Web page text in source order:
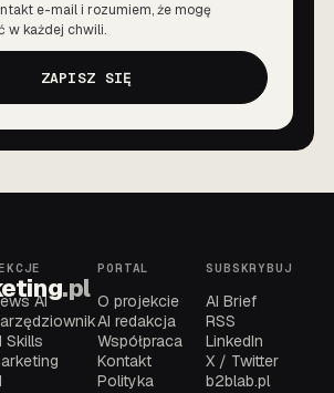
e-mail i rozumiem, że mogę
w każdej chwili.
ZAPISZ SIĘ
.pl
AI
Skills
PORTAL
O projekcie
AI redakcja
Współpraca
Kontakt
Polityka
SUBSKRYBUJ
AI Brief
RSS
LinkedIn
X / Twitter
b2blab.pl